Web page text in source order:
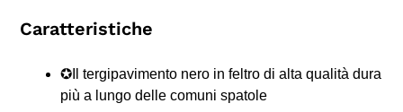
Caratteristiche
✪Il tergipavimento nero in feltro di alta qualità dura
più a lungo delle comuni spatole